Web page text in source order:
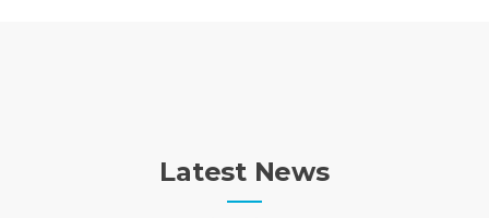
Latest News